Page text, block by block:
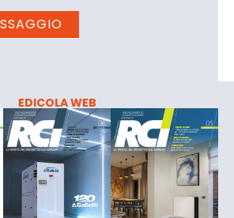
EDICOLA WEB